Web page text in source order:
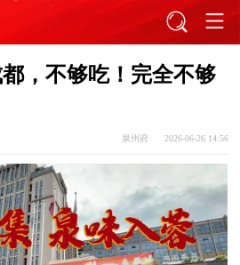
，不够吃！完全不够
泉州府 2026-06-26 14:56